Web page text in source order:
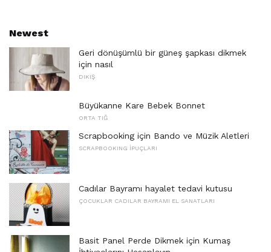
Newest
Geri dönüşümlü bir güneş şapkası dikmek
için nasıl
DIKIŞ
Büyükanne Kare Bebek Bonnet
ORTA TIĞ
Scrapbooking için Bando ve Müzik Aletleri
SCRAPBOOKING İPUÇLARI
Cadılar Bayramı hayalet tedavi kutusu
ÇOCUKLAR CADILAR BAYRAMI EL SANATLARI
Basit Panel Perde Dikmek için Kumaş